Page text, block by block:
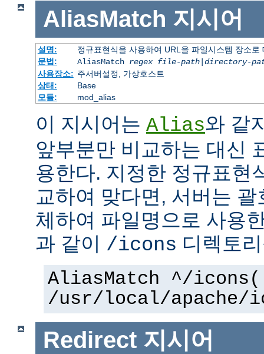
AliasMatch 지시어
설명:
정규표현식을 사용하여 URL을 파일시스템 장소로
문법:
AliasMatch regex file-path| directory-
사용장소: 주서버설정, 가상호스트
상태:
Base
모듈:
mod_alias
이 지시어는 Alias와 같
앞부분만 비교하는 대신
용한다. 지정한 정규표현
교하여 맞다면, 서버는
체하여 파일명으로 사용
과 같이 /icons 디렉토
AliasMatch ^/
/usr/local/apache/
Redirect 지시어